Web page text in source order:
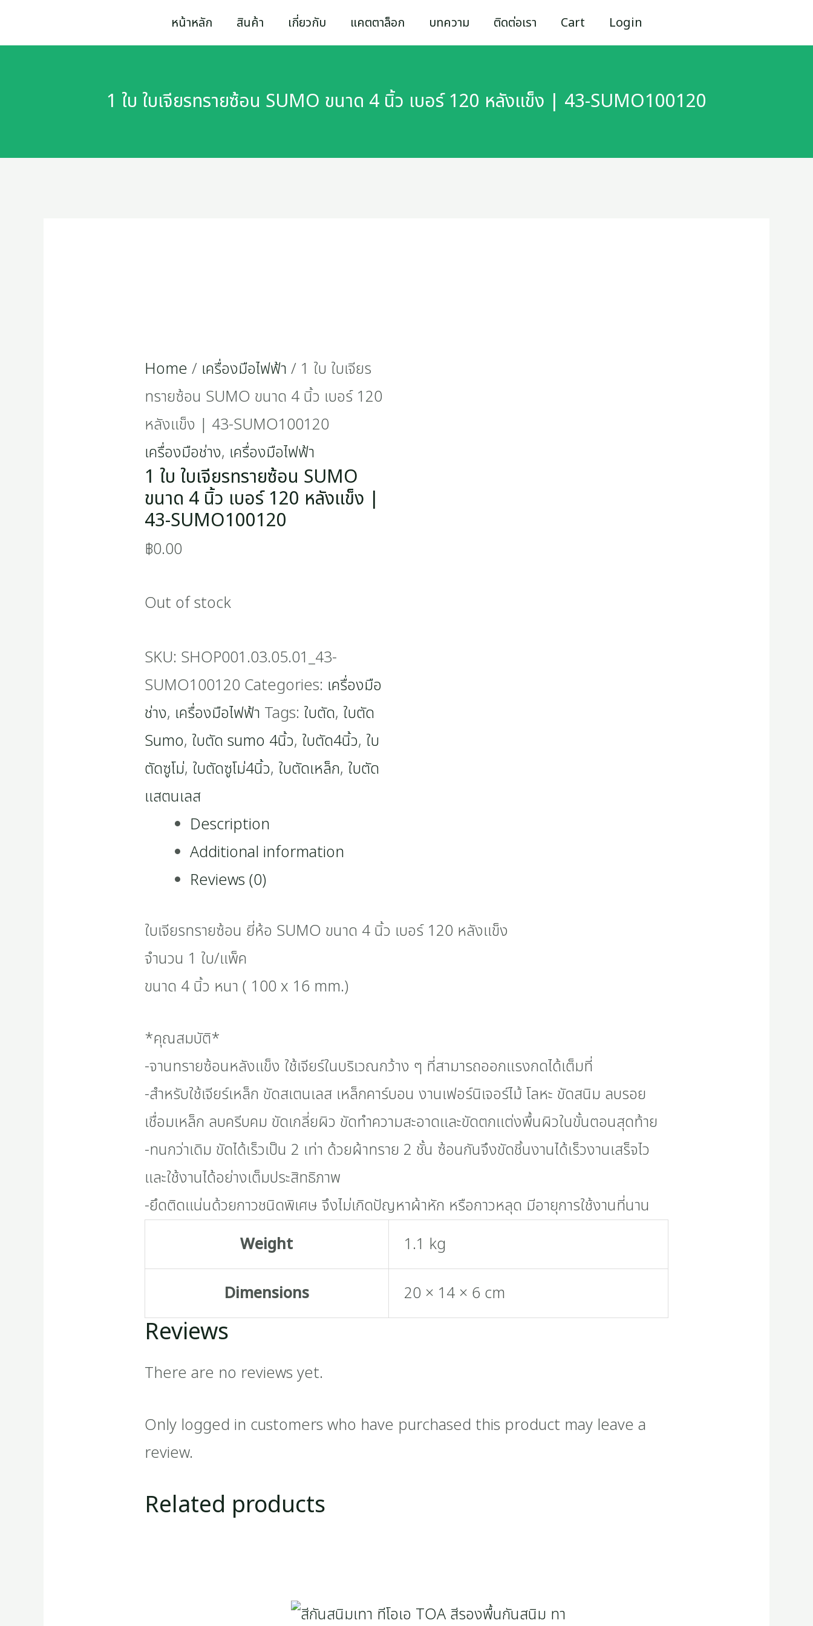
to
หน้าหลัก สินค้า เกี่ยวกับ แคตตาล็อก บทความ ติดต่อเรา Cart Login
1 ใบ ใบเจียรทรายซ้อน SUMO ขนาด 4 นิ้ว เบอร์ 120 หลังแข็ง | 43-SUMO100120
Home / เครื่องมือไฟฟ้า / 1 ใบ ใบเจียร
ทรายซ้อน SUMO ขนาด 4 นิ้ว เบอร์ 120
หลังแข็ง | 43-SUMO100120
เครื่องมือช่าง, เครื่องมือไฟฟ้า
1 ใบ ใบเจียรทรายซ้อน SUMO
ขนาด 4 นิ้ว เบอร์ 120 หลังแข็ง |
43-SUMO100120
฿0.00
Out of stock
SKU: SHOP001.03.05.01_43-
SUMO100120 Categories: เครื่องมือ
ช่าง, เครื่องมือไฟฟ้า Tags: ใบตัด, ใบตัด
Sumo, ใบตัด sumo 4นิ้ว, ใบตัด4นิ้ว, ใบ
ตัดซูโม่, ใบตัดซูโม่4นิ้ว, ใบตัดเหล็ก, ใบตัด
แสตนเลส
Description
Additional information
Reviews (0)
ใบเจียรทรายซ้อน ยี่ห้อ SUMO ขนาด 4 นิ้ว เบอร์ 120 หลังแข็ง
จำนวน 1 ใบ/แพ็ค
ขนาด 4 นิ้ว หนา ( 100 x 16 mm.)
*คุณสมบัติ*
-จานทรายซ้อนหลังแข็ง ใช้เจียร์ในบริเวณกว้าง ๆ ที่สามารถออกแรงกดได้เต็มที่
-สำหรับใช้เจียร์เหล็ก ขัดสเตนเลส เหล็กคาร์บอน งานเฟอร์นิเจอร์ไม้ โลหะ ขัดสนิม ลบรอย
เชื่อมเหล็ก ลบครีบคม ขัดเกลี่ยผิว ขัดทำความสะอาดและขัดตกแต่งพื้นผิวในขั้นตอนสุดท้าย
-ทนกว่าเดิม ขัดได้เร็วเป็น 2 เท่า ด้วยผ้าทราย 2 ชั้น ซ้อนกันจึงขัดชิ้นงานได้เร็วงานเสร็จไว
และใช้งานได้อย่างเต็มประสิทธิภาพ
-ยึดติดแน่นด้วยกาวชนิดพิเศษ จึงไม่เกิดปัญหาผ้าหัก หรือกาวหลุด มีอายุการใช้งานที่นาน
Weight
1.1 kg
Dimensions 20 × 14 × 6 cm
Reviews
There are no reviews yet.
Only logged in customers who have purchased this product may leave a
review.
Related products